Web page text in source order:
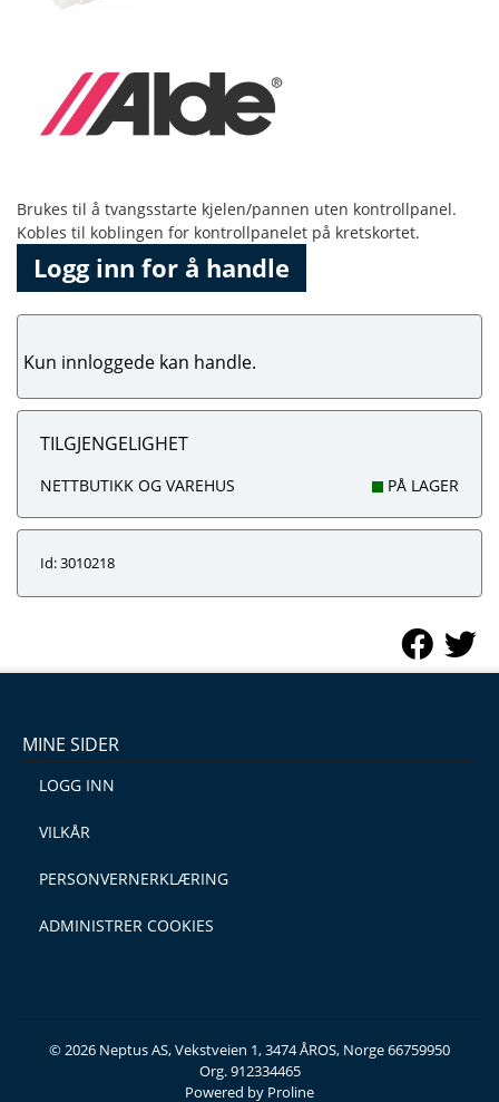
Brukes til å tvangsstarte kjelen/pannen uten kontrollpanel.
Kobles til koblingen for kontrollpanelet på kretskortet.
Logg inn for å handle
Kun innloggede kan handle.
TILGJENGELIGHET
NETTBUTIKK OG VAREHUS PÅ LAGER
Id: 3010218
MINE SIDER
LOGG INN
VILKÅR
PERSONVERNERKLÆRING
ADMINISTRER COOKIES
© 2026 Neptus AS, Vekstveien 1, 3474 ÅROS, Norge 66759950
Org. 912334465
Powered by Proline